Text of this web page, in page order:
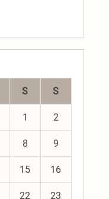
S S
1 2
8 9
15 16
22 23